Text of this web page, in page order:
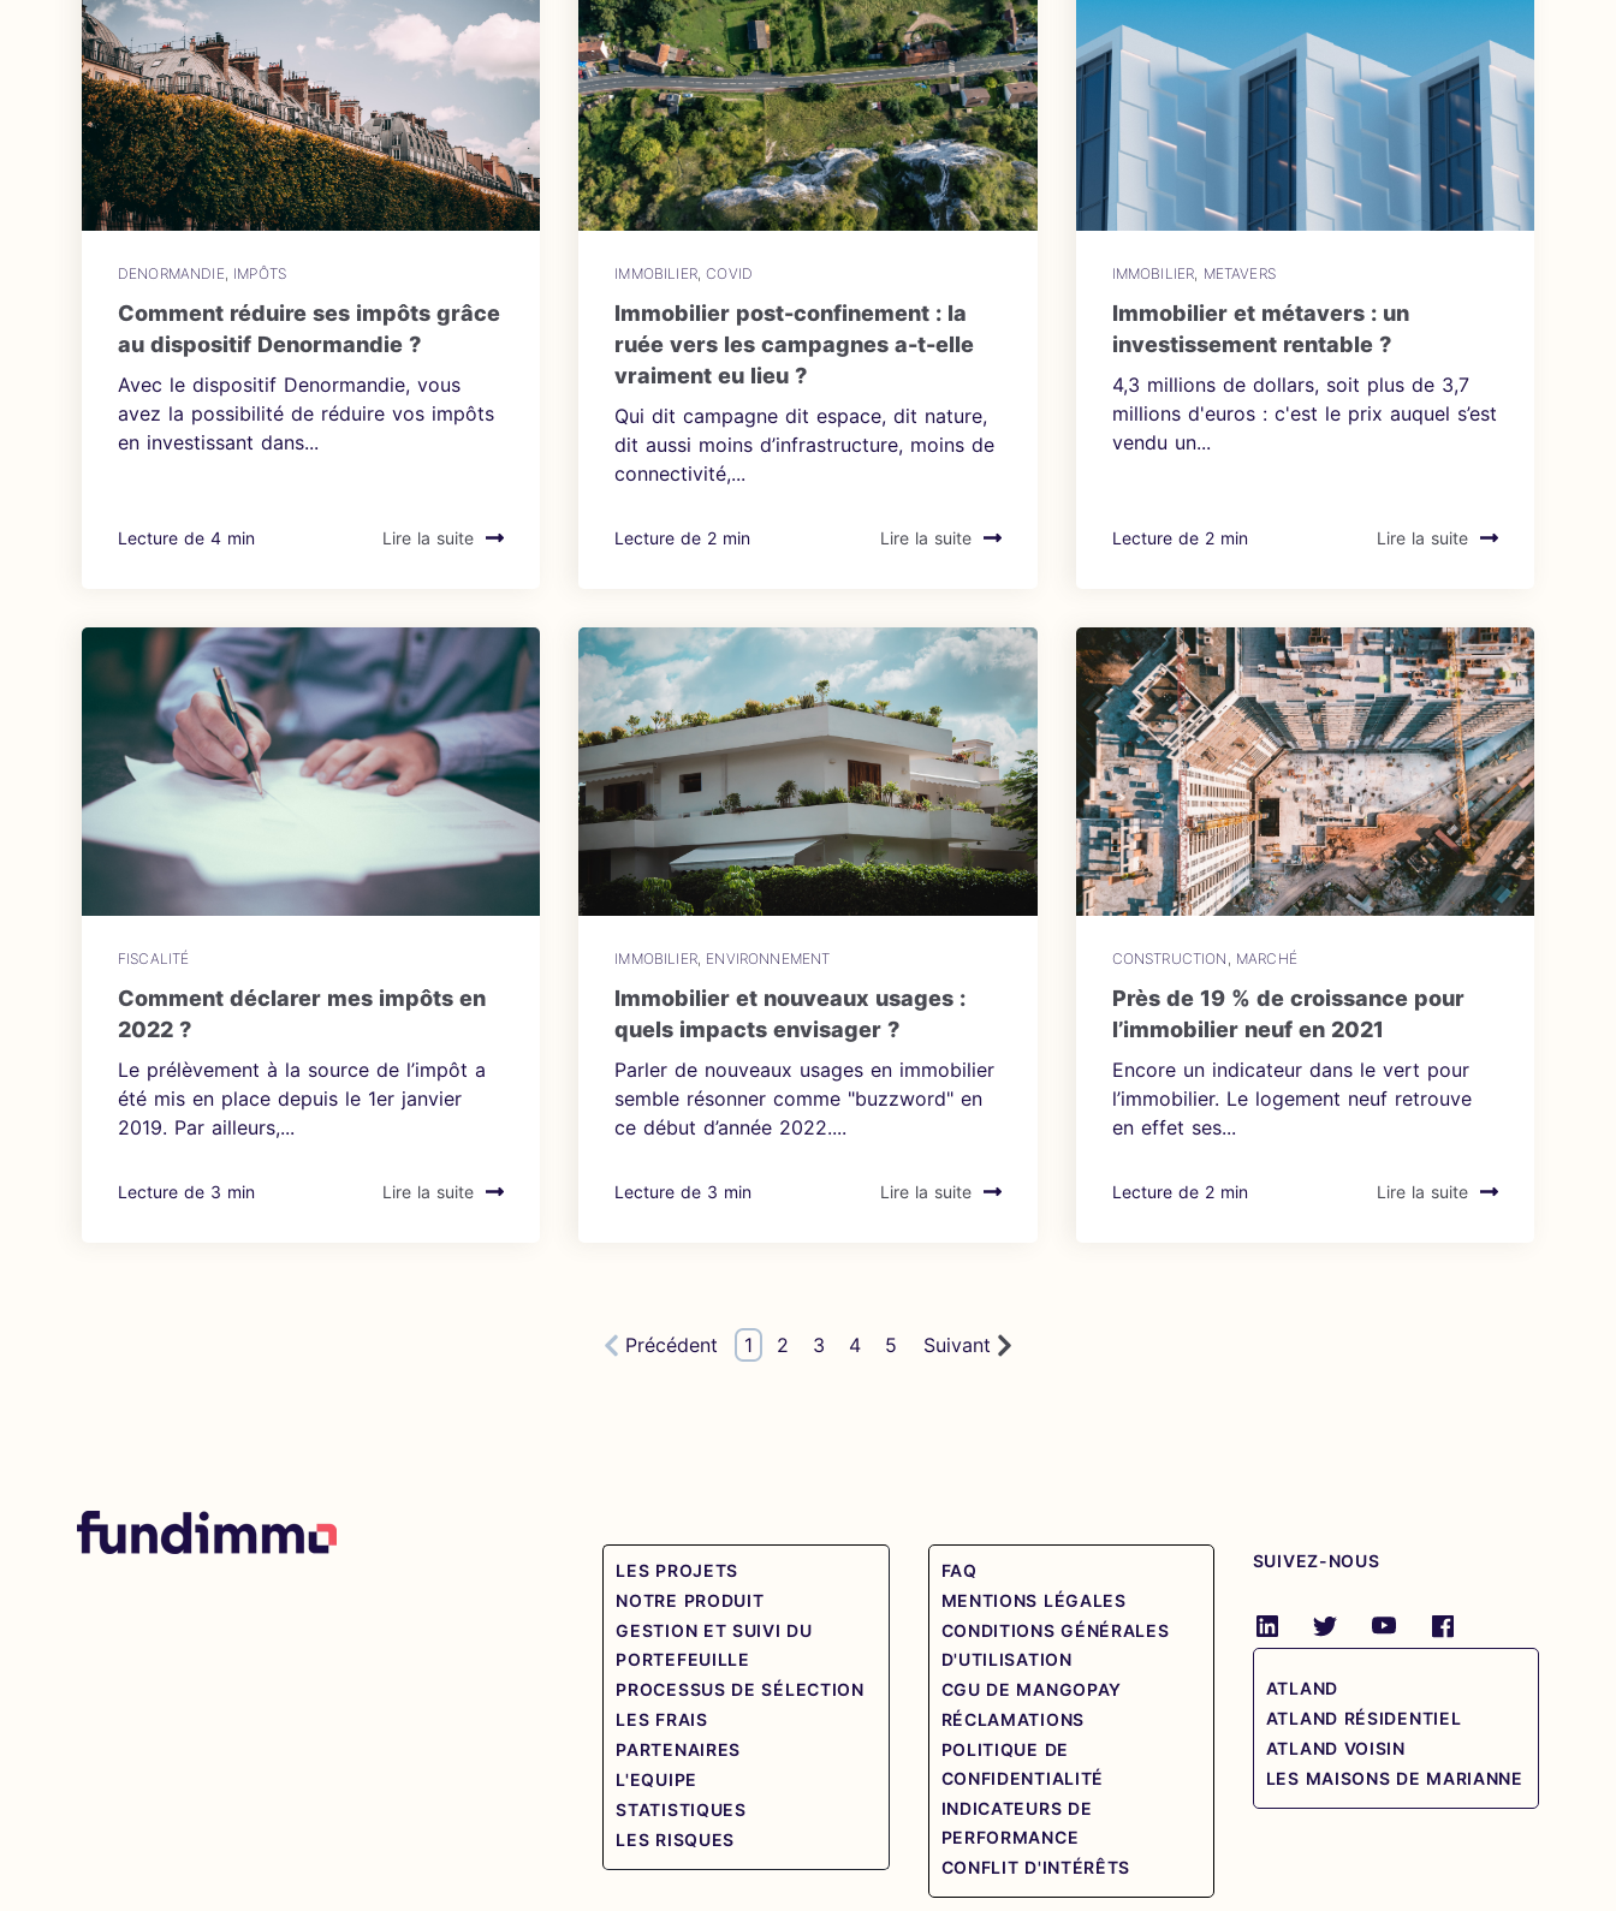
DENORMANDIE IMPÔTS
Comment réduire ses impôts grâce
au dispositif Denormandie ?
Avec le dispositif Denormandie, vous
avez la possibilité de réduire vos impôts
en investissant dans...
Lecture de 4 min Lire la suite
IMMOBILIER,COVID
Immobilier post-confinement : la
ruée vers les campagnes a-t-elle
vraiment eu lieu ?
Qui dit campagne dit espace, dit nature,
dit aussi moins d’infrastructure, moins de
connectivité,...
Lecture de 2 min Lire la suite
IMMOBILIER METAVERS
Immobilier et métavers : un
investissement rentable ?
4,3 millions de dollars, soit plus de 3,7
millions d'euros : c'est le prix auquel s’est
vendu un...
Lecture de 2 min Lire la suite
FISCALITÉ
Comment déclarer mes impôts en
2022 ?
Le prélèvement à la source de l’impôt a
été mis en place depuis le 1er janvier
2019. Par ailleurs,...
Lecture de 3 min Lire la suite
IMMOBILIER, ENVIRONNEMENT
Immobilier et nouveaux usages :
quels impacts envisager ?
Parler de nouveaux usages en immobilier
semble résonner comme "buzzword" en
ce début d’année 2022....
Lecture de 3 min Lire la suite
CONSTRUCTION MARCHÉ
Près de 19 % de croissance pour
l’immobilier neuf en 2021
Encore un indicateur dans le vert pour
l’immobilier. Le logement neuf retrouve
en effet ses...
Lecture de 2 min Lire la suite
Précédent 1 2 3 4 5 Suivant
LES PROJETS
NOTRE PRODUIT
GESTION ET SUIVI DU
PORTEFEUILLE
PROCESSUS DE SÉLECTION
LES FRAIS
PARTENAIRES
L'EQUIPE
STATISTIQUES
LES RISQUES
FAQ
MENTIONS LÉGALES
CONDITIONS GÉNÉRALES
D'UTILISATION
CGU DE MANGOPAY
RÉCLAMATIONS
POLITIQUE DE
CONFIDENTIALITÉ
INDICATEURS DE
PERFORMANCE
CONFLIT D'INTÉRÊTS
SUIVEZ-NOUS
ATLAND
ATLAND RÉSIDENTIEL
ATLAND VOISIN
LES MAISONS DE MARIANNE